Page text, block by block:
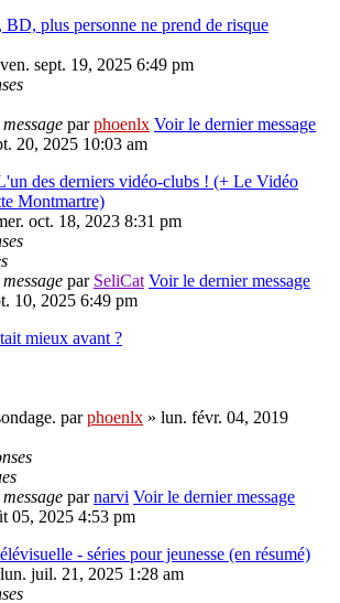
plus personne ne prend de risque
sept. 19, 2025 6:49 pm
parphoenlx Voir le dernier message
20, 2025 10:03 am
des derniers vidéo-clubs ! (+ Le Vidéo
Montmartre)
oct. 18, 2023 8:31 pm
par SeliCat Voir le dernier message
10, 2025 6:49 pm
mieux avant ?
parphoenlx » lun. févr. 04, 2019
parnarvi Voir le dernier message
05, 2025 4:53 pm
- séries pour jeunesse (en résumé)
juil. 21, 2025 1:28 am